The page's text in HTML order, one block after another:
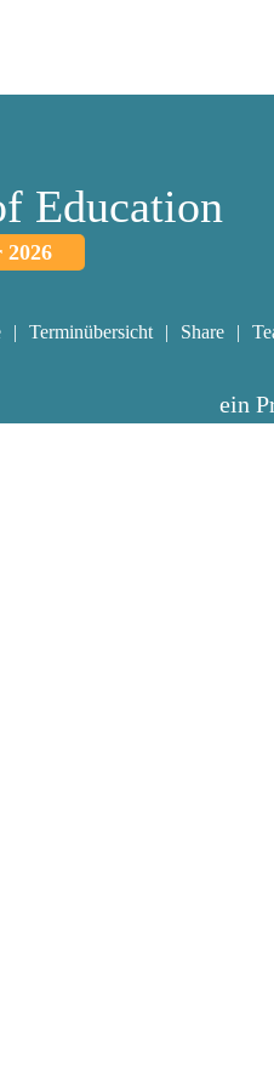
Education
2026
Terminübersicht Share
ein